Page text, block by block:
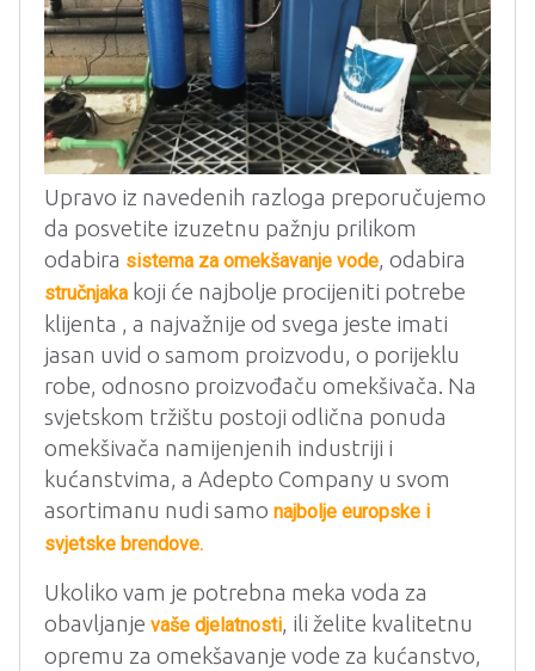
Upravo iz navedenih razloga preporučujemo
da posvetite izuzetnu pažnju prilikom
odabira sistema za omekšavanje vode, odabira
stručnjaka koji će najbolje procijeniti potrebe
klijenta , a najvažnije od svega jeste imati
jasan uvid o samom proizvodu, o porijeklu
robe, odnosno proizvođaču omekšivača. Na
svjetskom tržištu postoji odlična ponuda
omekšivača namijenjenih industriji i
kućanstvima, a Adepto Company u svom
asortimanu nudi samo najbolje europske i
svjetske brendove.
Ukoliko vam je potrebna meka voda za
obavljanje vaše djelatnosti, ili želite kvalitetnu
opremu za omekšavanje vode za kućanstvo,